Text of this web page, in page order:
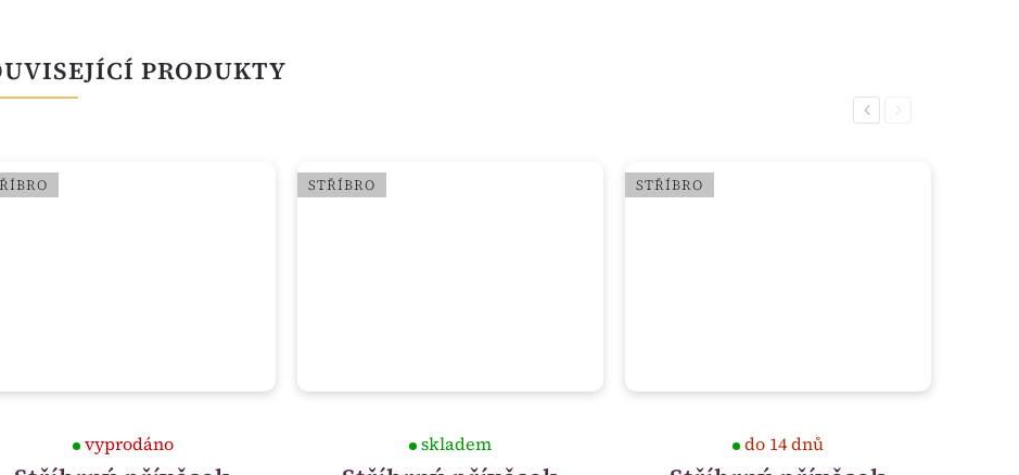
PRODUKTY
Previous
vyprodáno
STŘÍBRO
skladem
STŘÍBRO
do 14 dnů
Next